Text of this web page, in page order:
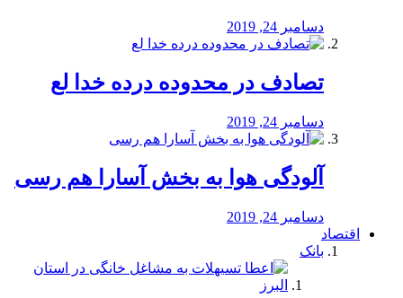
دسامبر 24, 2019
تصادف در محدوده درده خدا لع
دسامبر 24, 2019
آلودگی هوا به بخش آسارا هم رسی
دسامبر 24, 2019
اقتصاد
بانک